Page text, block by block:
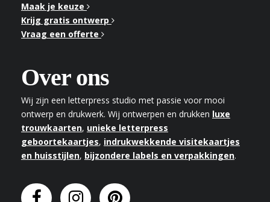
Maak je keuze
Krijg gratis ontwerp
Vraag een offerte
Over ons
Wij zijn een letterpress studio met passie voor mooi
ontwerp en drukwerk. Wij ontwerpen en drukken luxe
trouwkaarten, unieke letterpress
geboortekaartjes, indrukwekkende visitekaartjes
en huisstijlen, bijzondere labels en verpakkingen.